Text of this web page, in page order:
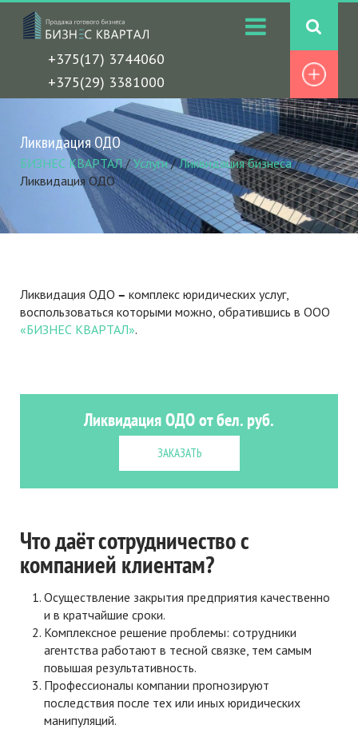
+375(17) 3744060
+375(29) 3381000
Ликвидация ОДО
БИЗНЕС КВАРТАЛ/Услуги/Ликвидация бизнеса/
Ликвидация ОДО
Ликвидация ОДО – комплекс юридических услуг,
воспользоваться которыми можно, обратившись в ООО
«БИЗНЕС КВАРТАЛ».
Ликвидация ОДО от бел. руб.
ЗАКАЗАТЬ
Что даёт сотрудничество с
компанией клиентам?
Осуществление закрытия предприятия качественно
и в кратчайшие сроки.
Комплексное решение проблемы: сотрудники
агентства работают в тесной связке, тем самым
повышая результативность.
Профессионалы компании прогнозируют
последствия после тех или иных юридических
манипуляций.